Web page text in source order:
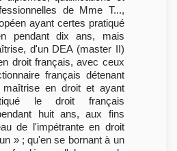
de Mme T...,
ayant certes pratiqué
pendant dix ans, mais
d'un DEA (master II)
droit français, avec ceux
français détenant
maîtrise en droit et ayant
le droit français
huit ans, aux fins
de l'impétrante en droit
» ; qu'en se bornant à un